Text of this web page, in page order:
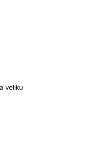
veliku